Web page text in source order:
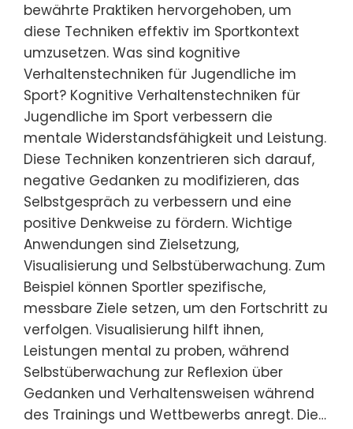
bewährte Praktiken hervorgehoben, um
diese Techniken effektiv im Sportkontext
umzusetzen. Was sind kognitive
Verhaltenstechniken für Jugendliche im
Sport? Kognitive Verhaltenstechniken für
Jugendliche im Sport verbessern die
mentale Widerstandsfähigkeit und Leistung.
Diese Techniken konzentrieren sich darauf,
negative Gedanken zu modifizieren, das
Selbstgespräch zu verbessern und eine
positive Denkweise zu fördern. Wichtige
Anwendungen sind Zielsetzung,
Visualisierung und Selbstüberwachung. Zum
Beispiel können Sportler spezifische,
messbare Ziele setzen, um den Fortschritt zu
verfolgen. Visualisierung hilft ihnen,
Leistungen mental zu proben, während
Selbstüberwachung zur Reflexion über
Gedanken und Verhaltensweisen während
des Trainings und Wettbewerbs anregt. Die…